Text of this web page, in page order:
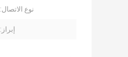
نوع الاتصال:
إبراز: